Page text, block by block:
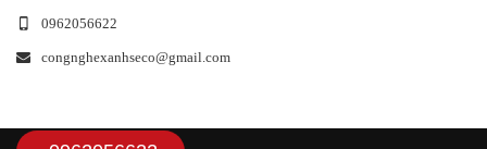
0962056622
congnghexanhseco@gmail.com